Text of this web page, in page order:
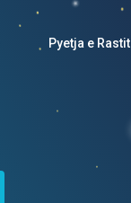
Pyetja e Rastit